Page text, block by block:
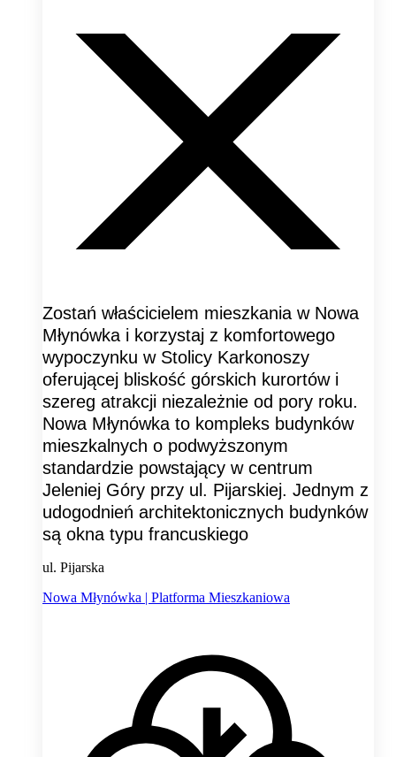
Zostań właścicielem mieszkania w Nowa
Młynówka i korzystaj z komfortowego
wypoczynku w Stolicy Karkonoszy
oferującej bliskość górskich kurortów i
szereg atrakcji niezależnie od pory roku.
Nowa Młynówka to kompleks budynków
mieszkalnych o podwyższonym
standardzie powstający w centrum
Jeleniej Góry przy ul. Pijarskiej. Jednym z
udogodnień architektonicznych budynków
są okna typu francuskiego
ul. Pijarska
Nowa Młynówka | Platforma Mieszkaniowa